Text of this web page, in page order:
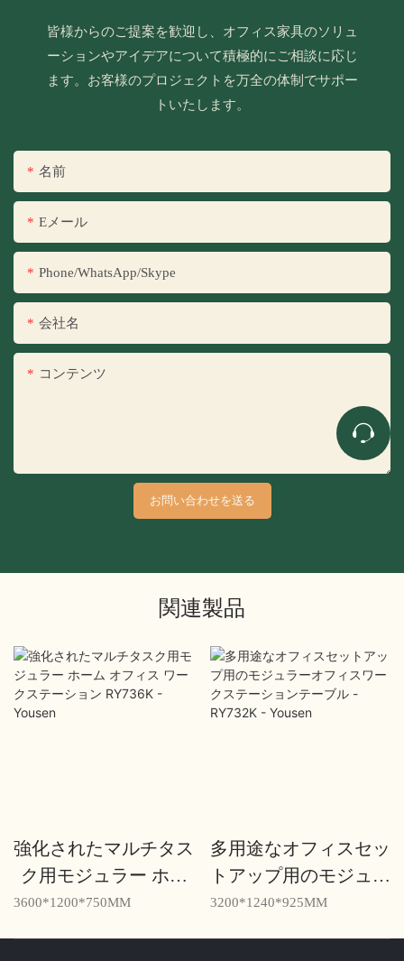
皆様からのご提案を歓迎し、オフィス家具のソリュ
ーションやアイデアについて積極的にご相談に応じ
ます。お客様のプロジェクトを万全の体制でサポー
トいたします。
名前
Eメール
Phone/WhatsApp/Skype
会社名
コンテンツ
お問い合わせを送る
関連製品
強化されたマルチタス
ク用モジュラー ホー
ム オフィス ワークス
3600*1200*750MM
多用途なオフィスセッ
トアップ用のモジュラ
ーオフィスワークステ
3200*1240*925MM